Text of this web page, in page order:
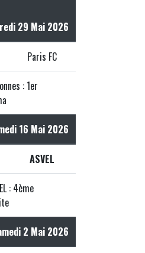
29 Mai 2026
Paris FC
: 1er
16 Mai 2026
ASVEL
: 4ème
2 Mai 2026